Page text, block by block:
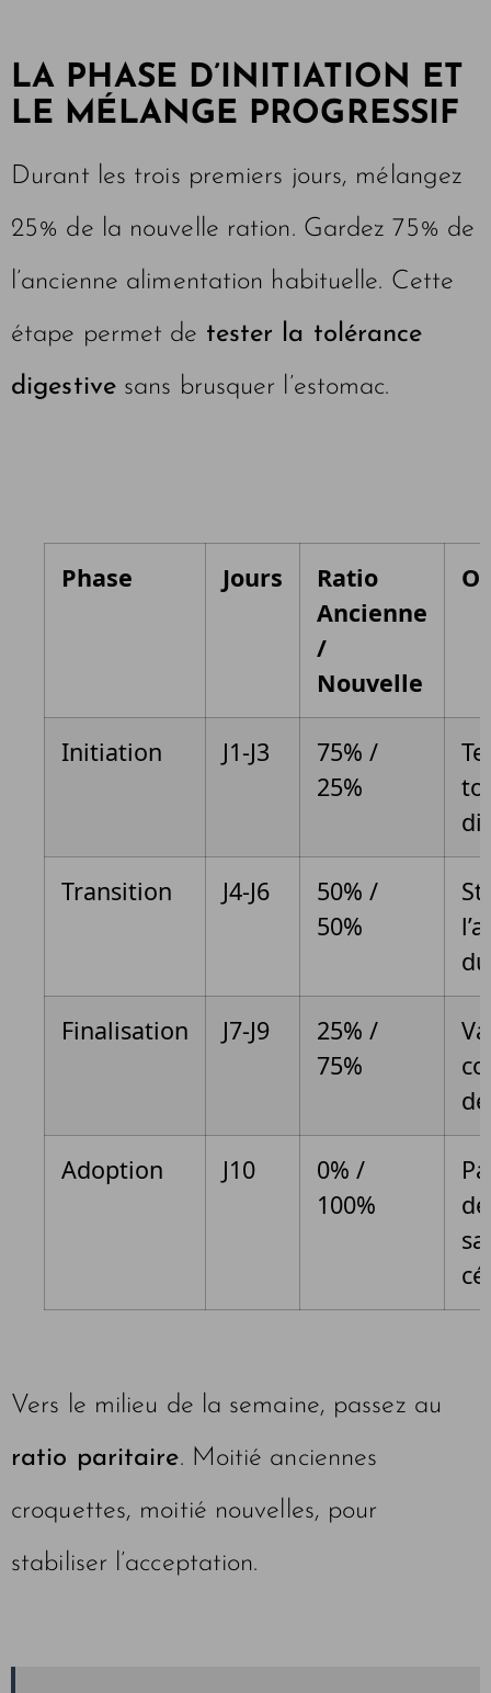
LA PHASE D’INITIATION ET
LE MÉLANGE PROGRESSIF
Durant les trois premiers jours, mélangez
25% de la nouvelle ration. Gardez 75% de
l’ancienne alimentation habituelle. Cette
étape permet de tester la tolérance
digestivesans brusquer l’estomac.
Phase Jours
Ratio
Ancienne
/
Nouvelle
Initiation J1-J3
75% /
25%
Transition J4-J6
50% /
50%
Finalisation J7-J9
25% /
75%
Adoption J10
0% /
100%
Vers le milieu de la semaine, passez au
ratio paritaire. Moitié anciennes
croquettes, moitié nouvelles, pour
stabiliser l’acceptation.